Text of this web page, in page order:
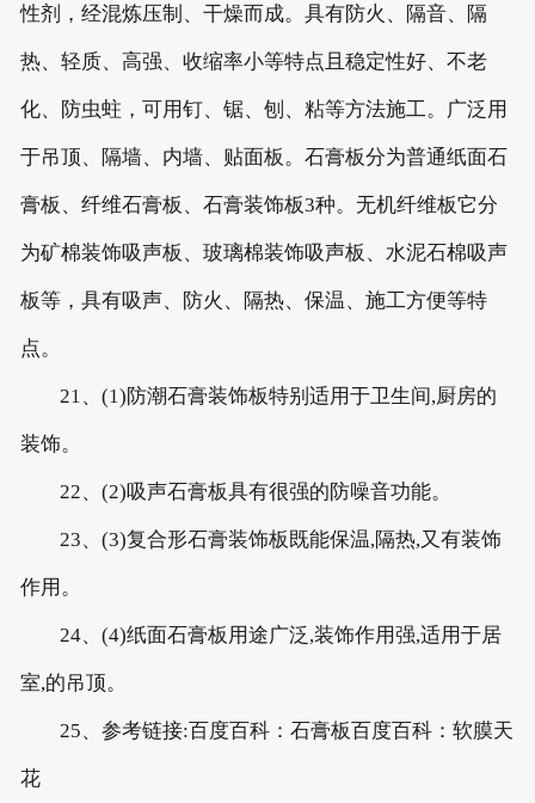
性剂，经混炼压制、干燥而成。具有防火、隔音、隔
热、轻质、高强、收缩率小等特点且稳定性好、不老
化、防虫蛀，可用钉、锯、刨、粘等方法施工。广泛用
于吊顶、隔墙、内墙、贴面板。石膏板分为普通纸面石
膏板、纤维石膏板、石膏装饰板3种。无机纤维板它分
为矿棉装饰吸声板、玻璃棉装饰吸声板、水泥石棉吸声
板等，具有吸声、防火、隔热、保温、施工方便等特
点。
21、(1)防潮石膏装饰板特别适用于卫生间,厨房的
装饰。
22、(2)吸声石膏板具有很强的防噪音功能。
23、(3)复合形石膏装饰板既能保温,隔热,又有装饰
作用。
24、(4)纸面石膏板用途广泛,装饰作用强,适用于居
室,的吊顶。
25、参考链接:百度百科：石膏板百度百科：软膜天
花